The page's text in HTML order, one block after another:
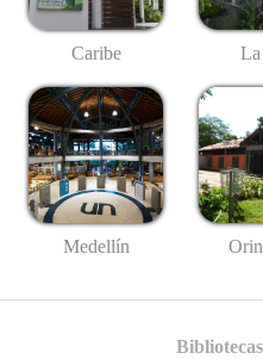
Caribe La
Medellín
Bibliotecas